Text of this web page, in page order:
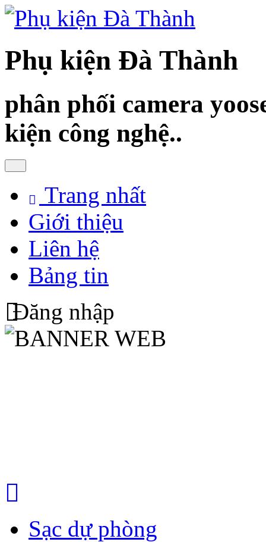
Phụ kiện Đà Thành
phân phối camera
kiện công nghệ..
Trang nhất
Giới thiệu
Liên hệ
Bảng tin
Đăng nhập
Sạc dự phòng